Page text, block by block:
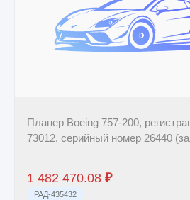
Планер Boeing 757-200,
73012, серийный номер 26440
1 482 470.08 ₽
РАД-435432